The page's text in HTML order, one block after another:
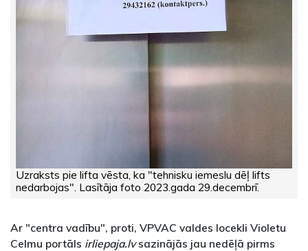
Uzraksts pie lifta vēsta, ka "tehnisku iemeslu dēļ lifts
nedarbojas". Lasītāja foto 2023.gada 29.decembrī.
Ar "centra vadību", proti, VPVAC valdes locekli Violetu
Celmu portāls irliepaja.lvsazinājās jau nedēļā pirms